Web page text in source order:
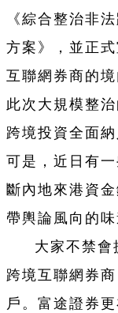
《綜合整治非
方案》，並正
互聯網券商的
此次大規模整
跨境投資全面
可是，近日有
斷內地來港資
帶輿論風向的味
大家不禁會
跨境互聯網券
戶。富途證券